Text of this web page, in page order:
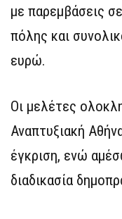
με παρεμβάσεις
πόλης και
ευρώ.
Οι μελέτες
Αναπτυξιακή
έγκριση, ενώ
διαδικασία